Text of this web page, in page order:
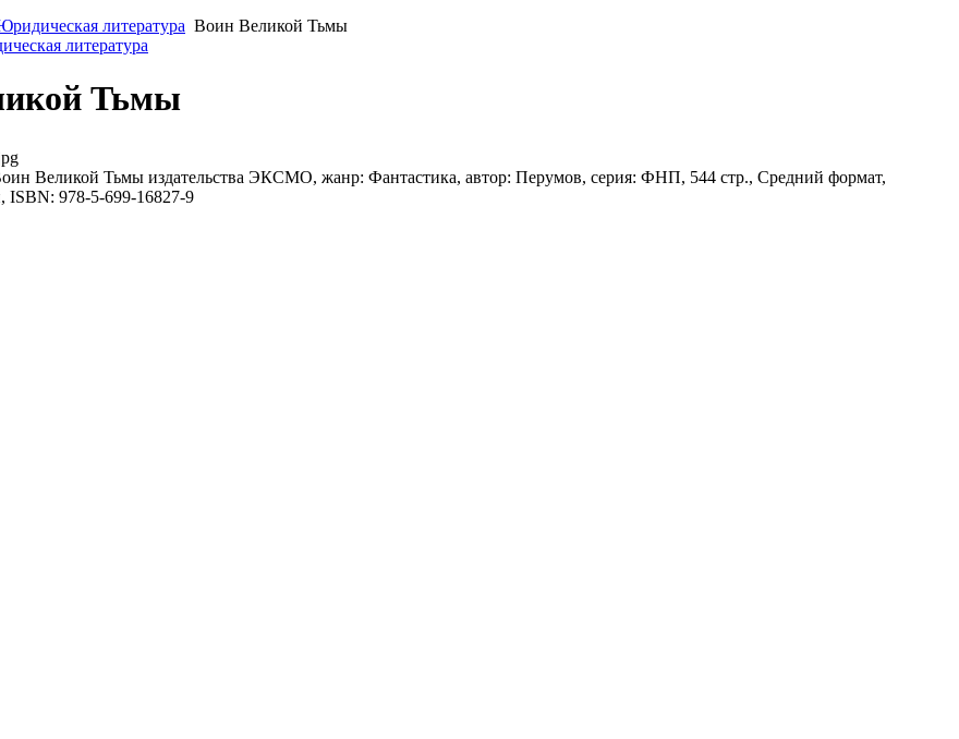
литература Воин Великой Тьмы
литература
Тьмы
Великой Тьмы издательства ЭКСМО, жанр: Фантастика, автор: Перумов, серия: ФНП, 544 стр., Средний формат,
ISBN: 978-5-699-16827-9